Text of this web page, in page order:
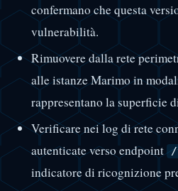
confermano che questa
vulnerabilità.
Rimuovere dalla rete
alle istanze Marimo in
rappresentano la superficie
Verificare nei log di rete
autenticate verso endpoint /
indicatore di ricognizione